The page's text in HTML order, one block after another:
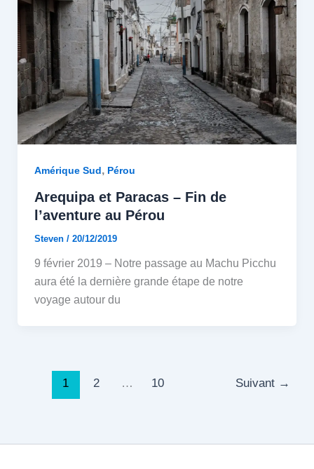
Amérique Sud, Pérou
Arequipa et Paracas – Fin de
l’aventure au Pérou
Steven / 20/12/2019
9 février 2019 – Notre passage au Machu Picchu
aura été la dernière grande étape de notre
voyage autour du
1 2 … 10 Suivant →